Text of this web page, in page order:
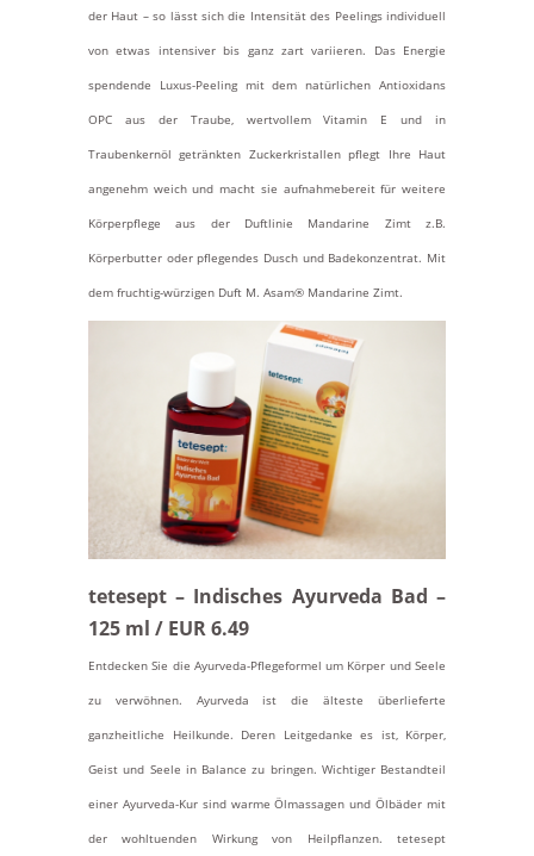
der Haut – so lässt sich die Intensität des Peelings individuell
von etwas intensiver bis ganz zart variieren. Das Energie
spendende Luxus-Peeling mit dem natürlichen Antioxidans
OPC aus der Traube, wertvollem Vitamin E und in
Traubenkernöl getränkten Zuckerkristallen pflegt Ihre Haut
angenehm weich und macht sie aufnahmebereit für weitere
Körperpflege aus der Duftlinie Mandarine Zimt z.B.
Körperbutter oder pflegendes Dusch und Badekonzentrat. Mit
dem fruchtig-würzigen Duft M. Asam® Mandarine Zimt.
tetesept – Indisches Ayurveda Bad –
125 ml / EUR 6.49
Entdecken Sie die Ayurveda-Pflegeformel um Körper und Seele
zu verwöhnen. Ayurveda ist die älteste überlieferte
ganzheitliche Heilkunde. Deren Leitgedanke es ist, Körper,
Geist und Seele in Balance zu bringen. Wichtiger Bestandteil
einer Ayurveda-Kur sind warme Ölmassagen und Ölbäder mit
der wohltuenden Wirkung von Heilpflanzen. tetesept